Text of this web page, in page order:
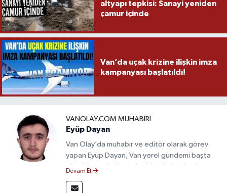
altyapı tepkisi: Sanayi yeniden
çamur içinde
Van’da uçak krizine ilişkin imza
kampanyası başlatıldı!
VANOLAY.COM MUHABIRI
Eyüp Dayan
Van Olay’da muhabir ve editör olarak görev
yapan Eyüp Dayan, Van yerel gündemi başta
olmak üzere bölgesel gelişmeleri sahadan
deneyimiyle doğruluk, tarafsızlık ve etik ilkeleri
Devam Et